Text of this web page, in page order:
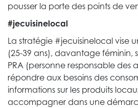
pousser la porte des points de
#jecuisinelocal
La stratégie #jecuisinelocal vise
(25-39 ans), davantage féminin,
PRA (personne responsable des
répondre aux besoins des
informations sur les produits
accompagner dans une